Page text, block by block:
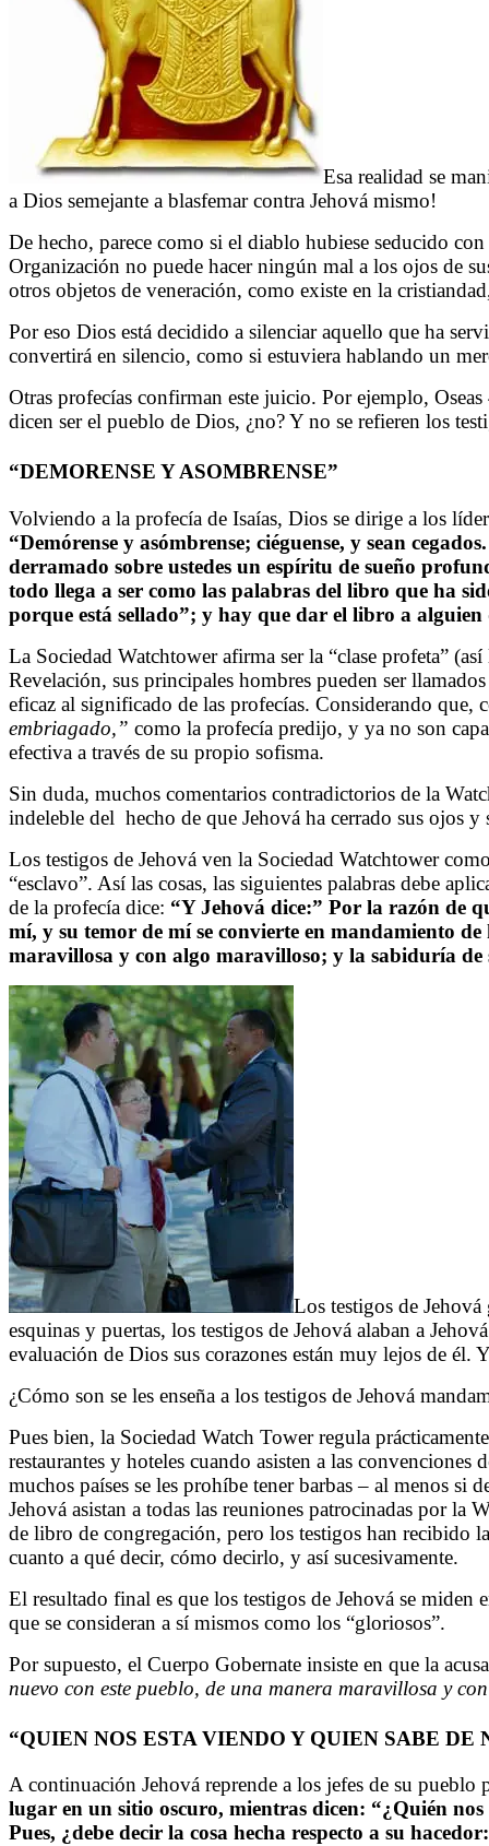
Esa realidad se
a Dios semejante a blasfemar contra Jehová mismo!
De hecho, parece como si el diablo hubiese seducido
Organización no puede hacer ningún mal a los ojos de
otros objetos de veneración, como existe en la
Por eso Dios está decidido a silenciar aquello que ha
convertirá en silencio, como si estuviera hablando un
Otras profecías confirman este juicio. Por ejemplo,
dicen ser el pueblo de Dios, ¿no? Y no se refieren los
“DEMORENSE Y ASOMBRENSE”
Volviendo a la profecía de Isaías, Dios se dirige a los
“Demórense y asómbrense; ciéguense, y sean
derramado sobre ustedes un espíritu de sueño
todo llega a ser como las palabras del libro que ha
porque está sellado”; y hay que dar el libro a
La Sociedad Watchtower afirma ser la “clase profeta”
Revelación, sus principales hombres pueden ser
eficaz al significado de las profecías. Considerando que,
embriagado,” como la profecía predijo, y ya no son
efectiva a través de su propio sofisma.
Sin duda, muchos comentarios contradictorios de la
indeleble del hecho de que Jehová ha cerrado sus ojos
Los testigos de Jehová ven la Sociedad Watchtower
“esclavo”. Así las cosas, las siguientes palabras debe
de la profecía dice: “Y Jehová dice:” Por la razón de
mí, y su temor de mí se convierte en mandamiento
maravillosa y con algo maravilloso; y la sabiduría de
Los testigos de
esquinas y puertas, los testigos de Jehová alaban a
evaluación de Dios sus corazones están muy lejos de él.
¿Cómo son se les enseña a los testigos de Jehová
Pues bien, la Sociedad Watch Tower regula
restaurantes y hoteles cuando asisten a las
muchos países se les prohíbe tener barbas – al menos si
Jehová asistan a todas las reuniones patrocinadas por la
de libro de congregación, pero los testigos han recibido
cuanto a qué decir, cómo decirlo, y así sucesivamente.
El resultado final es que los testigos de Jehová se
que se consideran a sí mismos como los “gloriosos”.
Por supuesto, el Cuerpo Gobernate insiste en que la
nuevo con este pueblo, de una manera maravillosa y
“QUIEN NOS ESTA VIENDO Y QUIEN SABE DE
A continuación Jehová reprende a los jefes de su
lugar en un sitio oscuro, mientras dicen: “¿Quién
Pues, ¿debe decir la cosa hecha respecto a su